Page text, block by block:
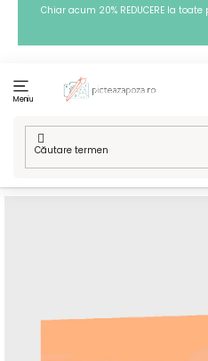
Chiar acum 20% REDUCERE la
Meniu
Acasă
Tehnici / Pictură pe numere
Soare la munte